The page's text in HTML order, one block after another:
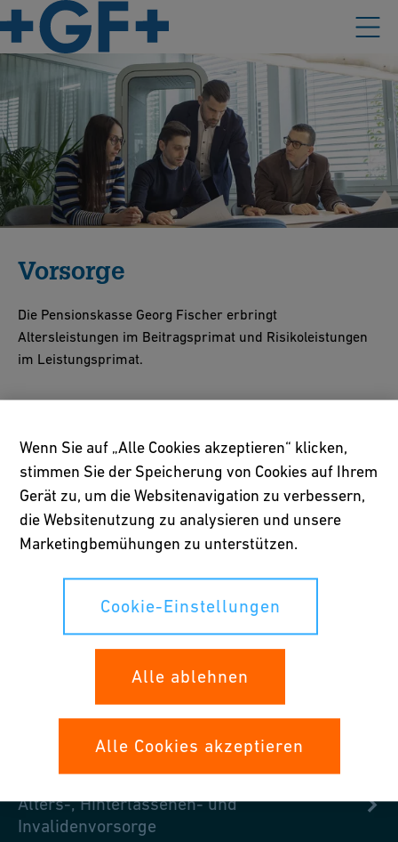
Vorsorge
Die Pensionskasse Georg Fischer erbringt
Altersleistungen im Beitragsprimat und Risikoleistungen
im Leistungsprimat.
drei verschiedene Sparpläne an. Die berufliche Vorsorge mit all
ihren Aspekten ist ein komplexes Thema. In unseren
Reglementen finden Sie zu jedem Thema detaillierte
Informationen. Wir beraten unsere Destinatäre bei Fragen zu
ihrer Vorsorge aber auch gerne persönlich.
Hilfreiche Links
Stiftung Auffangeinrichtung BVG
Alters-, Hinterlassenen- und
Invalidenvorsorge
Wenn Sie auf „Alle Cookies akzeptieren“ klicken,
stimmen Sie der Speicherung von Cookies auf Ihrem
Gerät zu, um die Websitenavigation zu verbessern,
die Websitenutzung zu analysieren und unsere
Marketingbemühungen zu unterstützen.
Cookie-Einstellungen
Alle ablehnen
Alle Cookies akzeptieren